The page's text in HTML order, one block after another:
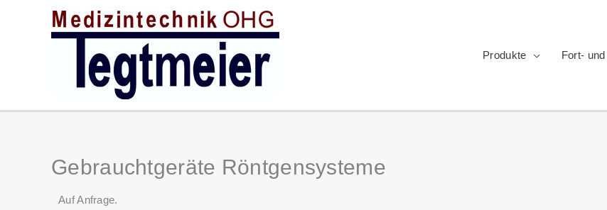
Produkte
Fort-
Gebrauchtgeräte Röntgensysteme
Auf Anfrage.